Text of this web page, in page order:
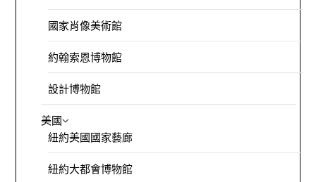
國家肖像美術館
約翰索恩博物館
設計博物館
美國
紐約美國國家藝廊
紐約大都會博物館